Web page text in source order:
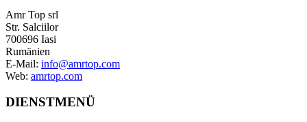
Amr Top srl
Str. Salciilor
700696 Iasi
Rumänien
E-Mail: info@amrtop.com
Web: amrtop.com
DIENSTMENÜ